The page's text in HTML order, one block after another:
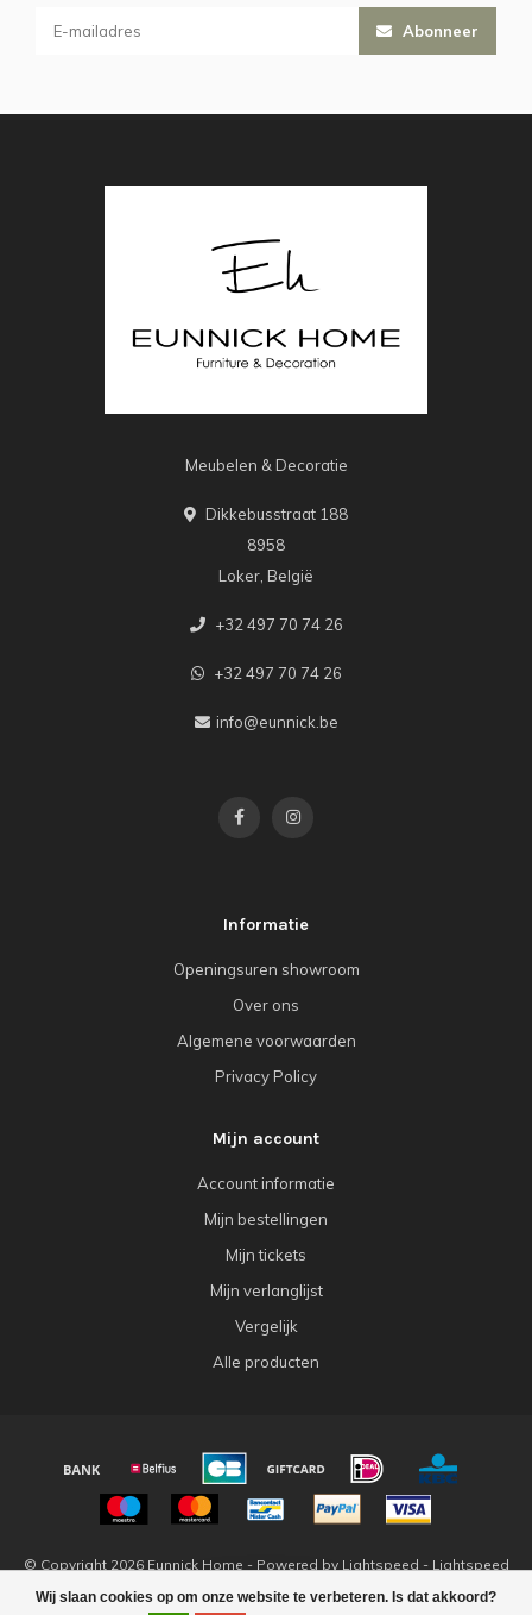
Wij slaan cookies op om onze website te verbeteren. Is dat akkoord?
Abonneer
Meubelen & Decoratie
Dikkebusstraat 188
8958
Loker, België
+32 497 70 74 26
+32 497 70 74 26
info@eunnick.be
Informatie
Openingsuren showroom
Over ons
Algemene voorwaarden
Privacy Policy
Mijn account
Account informatie
Mijn bestellingen
Mijn tickets
Mijn verlanglijst
Vergelijk
Alle producten
© Copyright 2026 Eunnick Home - Powered by Lightspeed - Lightspeed
designbyDyvelopment
FILTERS